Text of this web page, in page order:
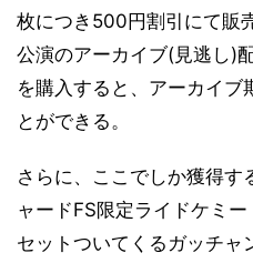
枚につき500円割引にて販
公演のアーカイブ(見逃し)
を購入すると、アーカイブ
とができる。
さらに、ここでしか獲得す
ャードFS限定ライドケミ
セットついてくるガッチャ